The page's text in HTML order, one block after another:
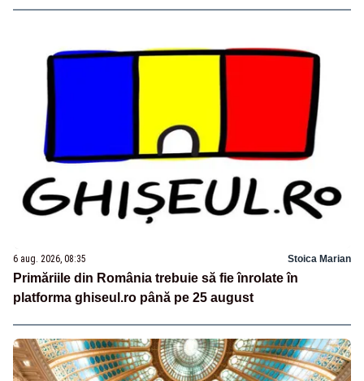
6 aug. 2026, 08:35 Stoica Marian
Primăriile din România trebuie să fie înrolate în
platforma ghiseul.ro până pe 25 august